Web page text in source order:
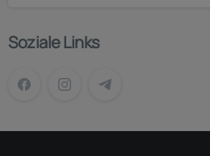
Soziale Links